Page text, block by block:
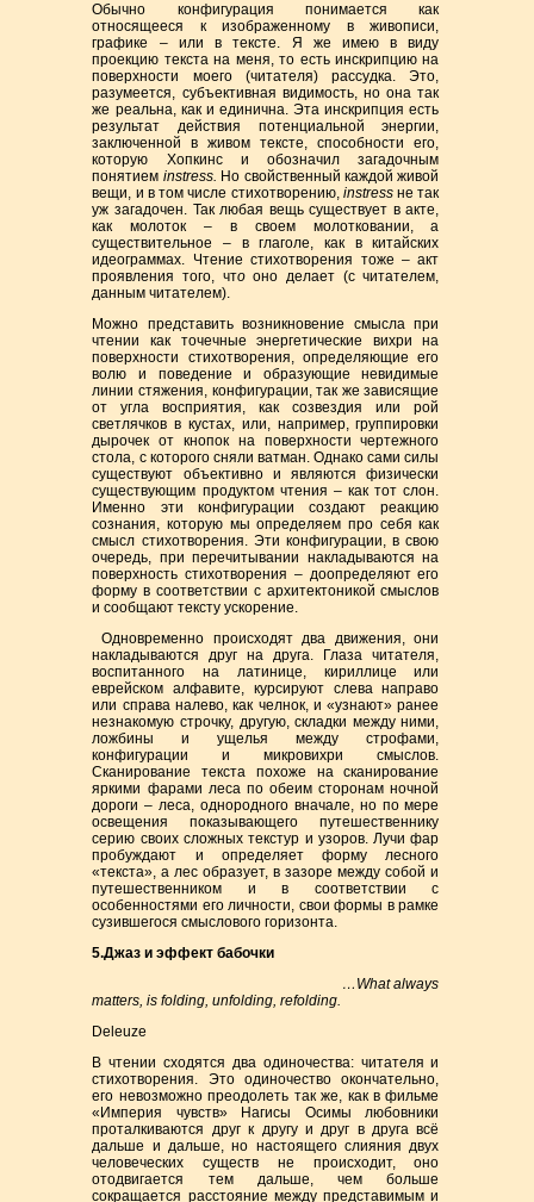
Обычно конфигурация понимается как
относящееся к изображенному в живописи,
графике – или в тексте. Я же имею в виду
проекцию текста на меня, то есть инскрипцию на
поверхности моего (читателя) рассудка. Это,
разумеется, субъективная видимость, но она так
же реальна, как и единична. Эта инскрипция есть
результат действия потенциальной энергии,
заключенной в живом тексте, способности его,
которую Хопкинс и обозначил загадочным
понятием instress. Но свойственный каждой живой
вещи, и в том числе стихотворению, instressне так
уж загадочен. Так любая вещь существует в акте,
как молоток – в своем молотковании, а
существительное – в глаголе, как в китайских
идеограммах. Чтение стихотворения тоже – акт
проявления того, чтооно делает (с читателем,
данным читателем).
Можно представить возникновение смысла при
чтении как точечные энергетические вихри на
поверхности стихотворения, определяющие его
волю и поведение и образующие невидимые
линии стяжения, конфигурации, так же зависящие
от угла восприятия, как созвездия или рой
светлячков в кустах, или, например, группировки
дырочек от кнопок на поверхности чертежного
стола, с которого сняли ватман. Однако сами силы
существуют объективно и являются физически
существующим продуктом чтения – как тот слон.
Именно эти конфигурации создают реакцию
сознания, которую мы определяем про себя как
смысл стихотворения. Эти конфигурации, в свою
очередь, при перечитывании накладываются на
поверхность стихотворения – доопределяют его
форму в соответствии с архитектоникой смыслов
и сообщают тексту ускорение.
Одновременно происходят два движения, они
накладываются друг на друга. Глаза читателя,
воспитанного на латинице, кириллице или
еврейском алфавите, курсируют слева направо
или справа налево, как челнок, и «узнают» ранее
незнакомую строчку, другую, складки между ними,
ложбины и ущелья между строфами,
конфигурации и микровихри смыслов.
Сканирование текста похоже на сканирование
яркими фарами леса по обеим сторонам ночной
дороги – леса, однородного вначале, но по мере
освещения показывающего путешественнику
серию своих сложных текстур и узоров. Лучи фар
пробуждают и определяет форму лесного
«текста», а лес образует, в зазоре между собой и
путешественником и в соответствии с
особенностями его личности, свои формы в рамке
сузившегося смыслового горизонта.
5.Джазиэффектбабочки
…What always
matters, is folding, unfolding, refolding.
Deleuze
В чтении сходятся два одиночества: читателя и
стихотворения. Это одиночество окончательно,
его невозможно преодолеть так же, как в фильме
«Империя чувств» Нагисы Осимы любовники
проталкиваются друг к другу и друг в друга всё
дальше и дальше, но настоящего слияния двух
человеческих существ не происходит, оно
отодвигается тем дальше, чем больше
сокращается расстояние между представимым и